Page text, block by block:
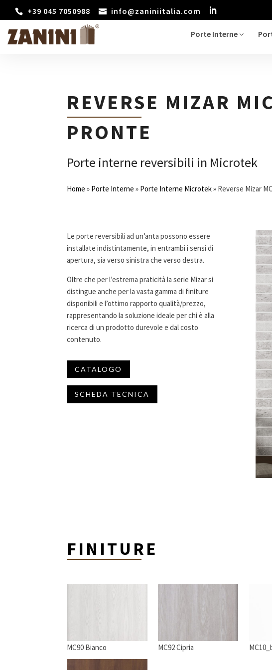
+39 045 7050988 info@zaniniitalia.com
Porte Interne
REVERSE MIZAR
PRONTE
Porte interne reversibili in Microtek
Home » Porte Interne » Porte Interne Microtek» Reverse Mizar
Le porte reversibili ad un’anta possono essere
installate indistintamente, in entrambi i sensi di
apertura, sia verso sinistra che verso destra.
Oltre che per l’estrema praticità la serie Mizar si
distingue anche per la vasta gamma di finiture
disponibili e l’ottimo rapporto qualità/prezzo,
rappresentando la soluzione ideale per chi è alla
ricerca di un prodotto durevole e dal costo
contenuto.
CATALOGO
SCHEDA TECNICA
FINITURE
MC90 Bianco MC92 Cipria